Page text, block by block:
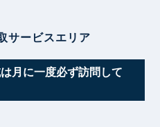
サービスエリア
月に一度必ず訪問して